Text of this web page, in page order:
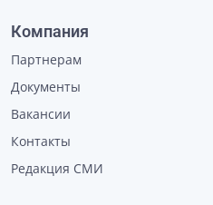
Компания
Партнерам
Документы
Вакансии
Контакты
Редакция СМИ